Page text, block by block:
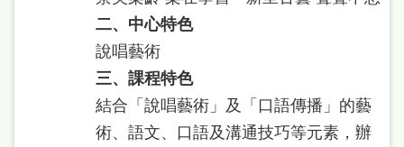
二、中心特色
說唱藝術
三、課程特色
結合「說唱藝術」及「口語傳播」的藝
術、語文、口語及溝通技巧等元素，辦